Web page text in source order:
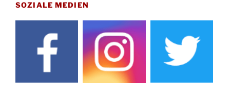
Drabenderhöhe um 11:15 Uhr
21.11.
Basar im Ev. Gemeindehaus von 14-16:30 Uhr
Katharinenball des Honterus Chors im
Stadtteilhaus um 19:00 Uhr
Kinderbibeltag im Ev. Gemeindehaus von 10-
12 Uhr
SOZIALE MEDIEN